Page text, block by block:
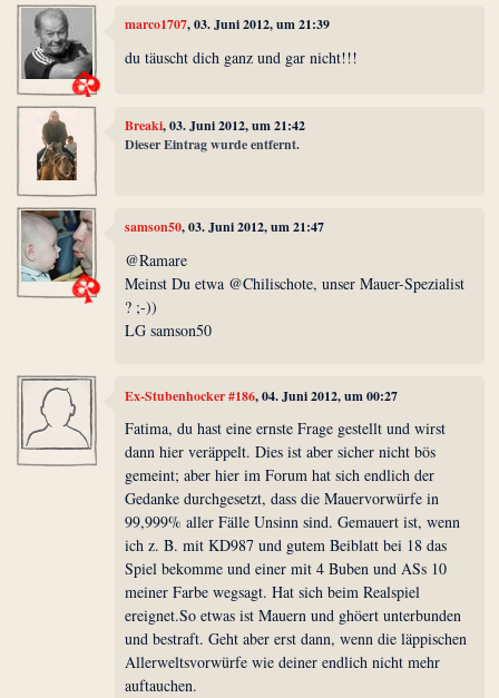
marco1707, 03. Juni 2012, um 21:39
du täuscht dich ganz und gar nicht!!!
Breaki, 03. Juni 2012, um 21:42
Dieser Eintrag wurde entfernt.
samson50, 03. Juni 2012, um 21:47
@Ramare
Meinst Du etwa @Chilischote, unser Mauer-Spezialist
? ;-))
LG samson50
Ex-Stubenhocker #186, 04. Juni 2012, um 00:27
Fatima, du hast eine ernste Frage gestellt und wirst
dann hier veräppelt. Dies ist aber sicher nicht bös
gemeint; aber hier im Forum hat sich endlich der
Gedanke durchgesetzt, dass die Mauervorwürfe in
99,999% aller Fälle Unsinn sind. Gemauert ist, wenn
ich z. B. mit KD987 und gutem Beiblatt bei 18 das
Spiel bekomme und einer mit 4 Buben und ASs 10
meiner Farbe wegsagt. Hat sich beim Realspiel
ereignet.So etwas ist Mauern und ghöert unterbunden
und bestraft. Geht aber erst dann, wenn die läppischen
Allerweltsvorwürfe wie deiner endlich nicht mehr
auftauchen.